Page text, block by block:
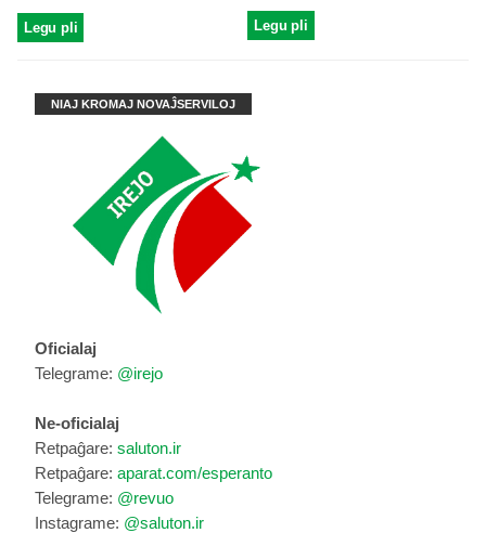
Legu pli Legu pli
NIAJ KROMAJ NOVAĴSERVILOJ
Oficialaj
Telegrame: @irejo
Ne-oficialaj
Retpaĝare: saluton.ir
Retpaĝare: aparat.com/esperanto
Telegrame: @revuo
Instagrame: @saluton.ir